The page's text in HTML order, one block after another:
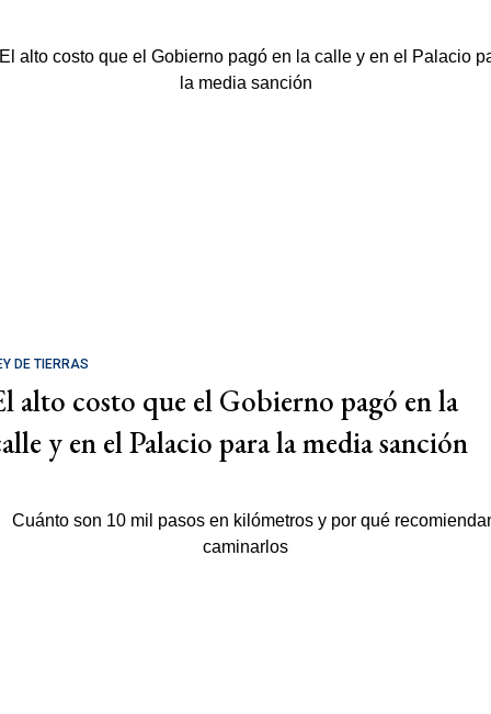
DE TIERRAS
alto costo que el Gobierno pagó en la
y en el Palacio para la media sanción